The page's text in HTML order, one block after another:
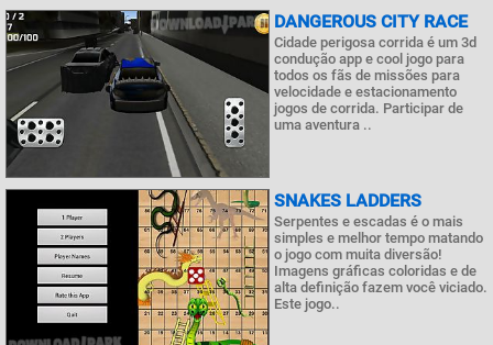
DANGEROUS CITY RACE
Cidade perigosa corrida é um 3d
condução app e cool jogo para
todos os fãs de missões para
velocidade e estacionamento
jogos de corrida. Participar de
uma aventura ..
SNAKES LADDERS
Serpentes e escadas é o mais
simples e melhor tempo matando
o jogo com muita diversão!
Imagens gráficas coloridas e de
alta definição fazem você viciado.
Este jogo..